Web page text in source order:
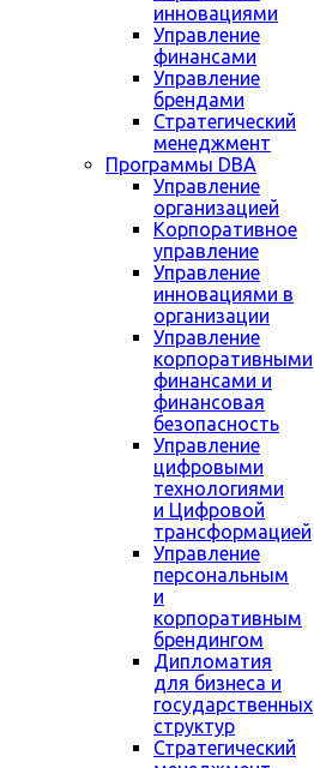
инновациями
Управление
финансами
Управление
брендами
Стратегический
менеджмент
Программы DBA
Управление
организацией
Корпоративное
управление
Управление
инновациями в
организации
Управление
корпоративными
финансами и
финансовая
безопасность
Управление
цифровыми
технологиями
и Цифровой
трансформацией
Управление
персональным
и
корпоративным
брендингом
Дипломатия
для бизнеса и
государственных
структур
Стратегический